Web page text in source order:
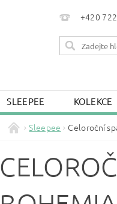
+420
SLEEPEE KOLEKCE
Sleepee Celoroční